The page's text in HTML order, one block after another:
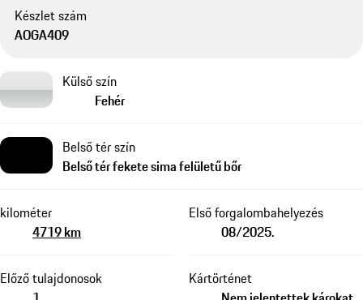
Készlet szám
AOGA409
Külső szín
Fehér
Belső tér szín
Belső tér fekete sima felületű bőr
kilométer
4719 km
Első forgalombahelyezés
08/2025.
Előző tulajdonosok
Kártörténet